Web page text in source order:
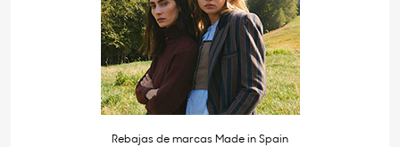
Rebajas de marcas Made in Spain